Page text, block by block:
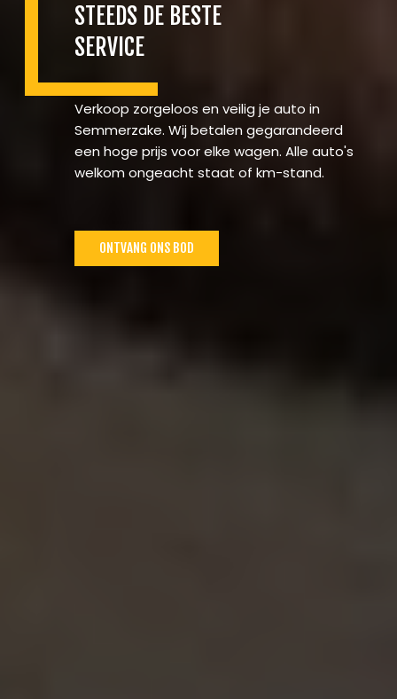
STEEDS DE BESTE
SERVICE
Verkoop zorgeloos en veilig je auto in
Semmerzake. Wij betalen gegarandeerd
een hoge prijs voor elke wagen. Alle auto's
welkom ongeacht staat of km-stand.
ONTVANG ONS BOD